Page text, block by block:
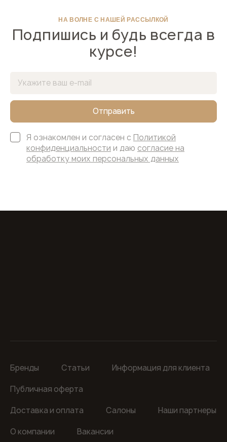
НА ВОЛНЕ С НАШЕЙ РАССЫЛКОЙ
Подпишись и будь всегда в
курсе!
Отправить
Я ознакомлен и согласен с Политикой
конфиденциальности и даю согласие на
обработку моих персональных данных
Бренды Статьи
Информация для клиента
Публичная оферта
Доставка и оплата
Салоны
Наши партнеры
О компании
Вакансии